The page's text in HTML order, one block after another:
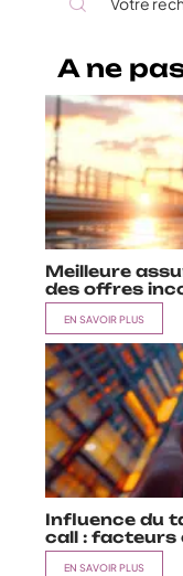
A ne
Meilleure
des offres
EN SAVOIR PLUS
Influence du
call : facteurs
EN SAVOIR PLUS